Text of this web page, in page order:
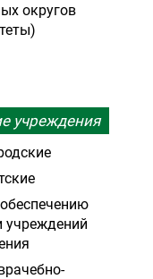
округов
учреждения
учреждений